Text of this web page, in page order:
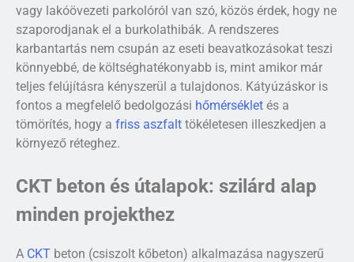
vagy lakóövezeti parkolóról van szó, közös érdek, hogy ne
szaporodjanak el a burkolathibák. A rendszeres
karbantartás nem csupán az eseti beavatkozásokat teszi
könnyebbé, de költséghatékonyabb is, mint amikor már
teljes felújításra kényszerül a tulajdonos. Kátyúzáskor is
fontos a megfelelő bedolgozási hőmérséklet és a
tömörítés, hogy a friss aszfalt tökéletesen illeszkedjen a
környező réteghez.
CKT beton és útalapok: szilárd alap
minden projekthez
A CKT beton (csiszolt kőbeton) alkalmazása nagyszerű